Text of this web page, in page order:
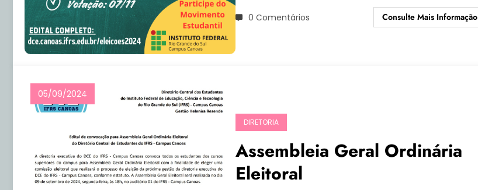
0 Comentários Consulte Mais Informação
05/09/2024
DIRETORIA
Assembleia Geral Ordinária
Eleitoral